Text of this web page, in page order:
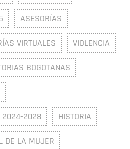
ASESORÍAS
VIRTUALES VIOLENCIA
BOGOTANAS
2024-2028 HISTORIA
DE LA MUJER